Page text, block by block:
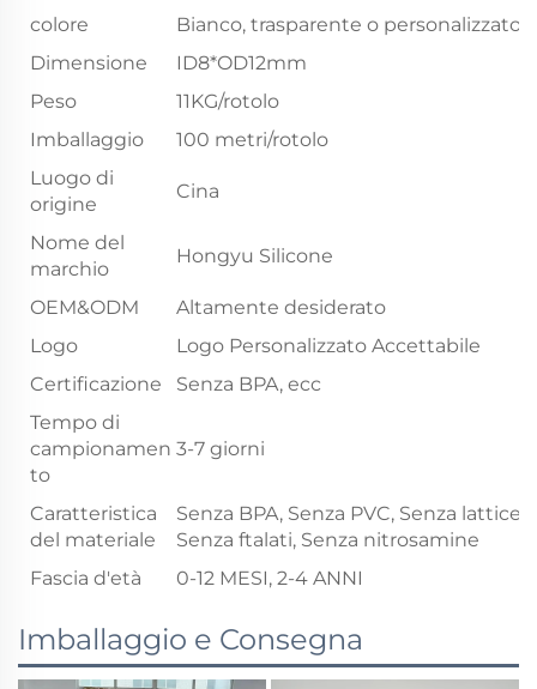
colore
Bianco, trasparente o personalizzato
Dimensione
ID8*OD12mm
Peso
11KG/rotolo
Imballaggio
100 metri/rotolo
Luogo di
origine
Cina
Nome del
marchio
Hongyu Silicone
OEM&ODM
Altamente desiderato
Logo
Logo Personalizzato Accettabile
Certificazione
Senza BPA, ecc
Tempo di
campionamen
to
3-7 giorni
Caratteristica
del materiale
Senza BPA, Senza PVC, Senza lattice,
Senza ftalati, Senza nitrosamine
Fascia d'età
0-12 MESI, 2-4 ANNI
Imballaggio e Consegna